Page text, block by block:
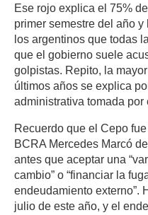
Ese rojo explica el 75%
primer semestre del año
los argentinos que todas
que el gobierno suele
golpistas. Repito, la
últimos años se explica
administrativa tomada por
Recuerdo que el Cepo
BCRA Mercedes Marcó
antes que aceptar una
cambio” o “financiar la
endeudamiento externo”.
julio de este año, y el